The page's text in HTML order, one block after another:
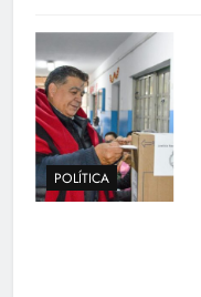
POLÍTICA